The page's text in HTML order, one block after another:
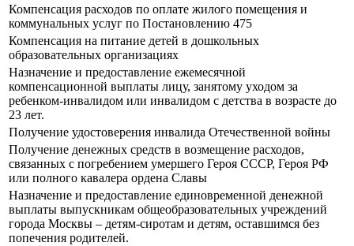
Компенсация расходов по оплате жилого помещения и
коммунальных услуг по Постановлению 475
Компенсация на питание детей в дошкольных
образовательных организациях
Назначение и предоставление ежемесячной
компенсационной выплаты лицу, занятому уходом за
ребенком-инвалидом или инвалидом с детства в возрасте до
23 лет.
Получение удостоверения инвалида Отечественной войны
Получение денежных средств в возмещение расходов,
связанных с погребением умершего Героя СССР, Героя РФ
или полного кавалера ордена Славы
Назначение и предоставление единовременной денежной
выплаты выпускникам общеобразовательных учреждений
города Москвы – детям-сиротам и детям, оставшимся без
попечения родителей.